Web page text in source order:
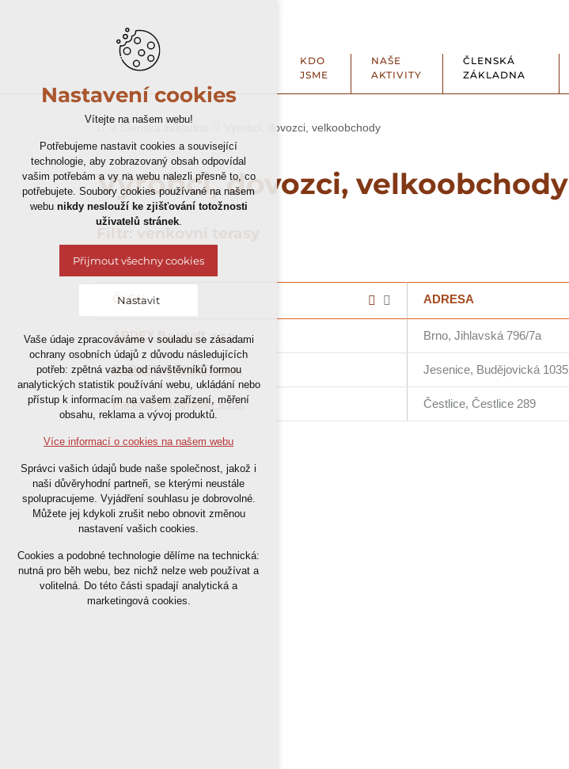
KDO
JSME
NAŠE
AKTIVITY
ČLENSKÁ
ZÁKLADNA
Výrobci, dovozci, velkoobchody
Výrobci, dovozci, velkoobchody
ČLEN ADRESA
ARDEX Baustoff, s.r.o. Brno, Jihlavská 796/7a
PARKET ATELIER s.r.o. Jesenice, Budějovická 1035
Parkety Hinterseer s.r.o. Čestlice, Čestlice 289
Nastavení cookies
Vítejte na našem webu!
Potřebujeme nastavit cookies a související
technologie, aby zobrazovaný obsah odpovídal
vašim potřebám a vy na webu nalezli přesně to, co
potřebujete. Soubory cookies používané na našem
webu nikdy neslouží ke zjišťování totožnosti
uživatelů stránek.
Přijmout všechny cookies
Nastavit
Technická cookies
nutná pro provozování webu
udržení kontextu stránek (session):
případná přihlášení, volby jazyka, apod.
Volitelná cookies
vyhodnocení návštěvnosti
marketingová cookies (Google)
Více informací o cookies na našem webu
Přijmout všechny cookies
Vaše údaje zpracováváme v souladu se zásadami
ochrany osobních údajů z důvodu následujících
potřeb: zpětná vazba od návštěvníků formou
analytických statistik používání webu, ukládání nebo
přístup k informacím na vašem zařízení, měření
obsahu, reklama a vývoj produktů.
Více informací o cookies na našem webu
Správci vašich údajů bude naše společnost, jakož i
naši důvěryhodní partneři, se kterými neustále
spolupracujeme. Vyjádření souhlasu je dobrovolné.
Můžete jej kdykoli zrušit nebo obnovit změnou
nastavení vašich cookies.
Cookies a podobné technologie dělíme na technická:
nutná pro běh webu, bez nichž nelze web používat a
volitelná. Do této části spadají analytická a
marketingová cookies.